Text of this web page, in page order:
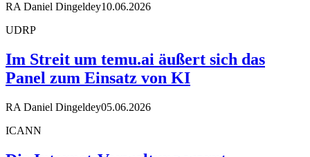
RA Daniel Dingeldey10.06.2026
UDRP
Im Streit um temu.ai äußert sich das
Panel zum Einsatz von KI
RA Daniel Dingeldey05.06.2026
ICANN